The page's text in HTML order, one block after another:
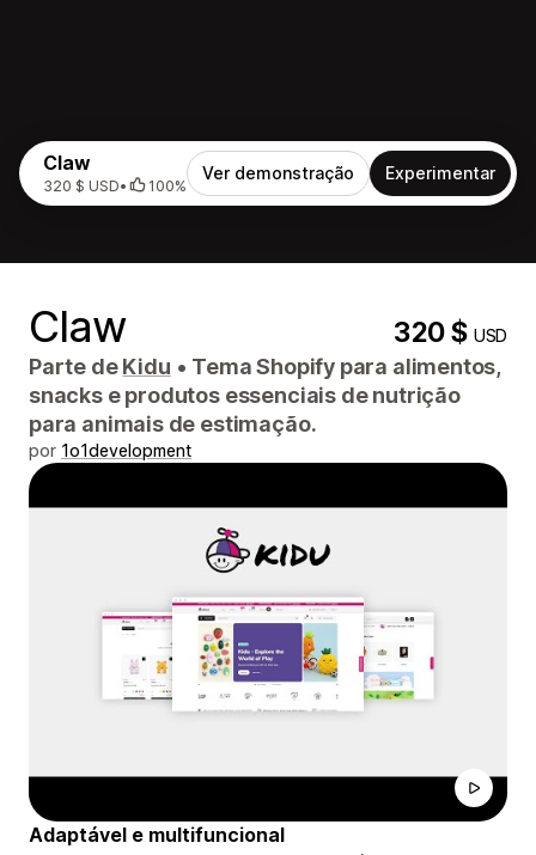
Claw
320 $ USD• 100%
Ver demonstração Experimentar
Claw 320 $USD
Parte deKidu • Tema Shopify para alimentos,
snacks e produtos essenciais de nutrição
para animais de estimação.
por 1o1development
Adaptável e multifuncional